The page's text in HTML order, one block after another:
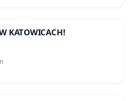
KATOWICACH!